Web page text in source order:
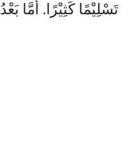
تَسْلِيْمًا كَثِيْرًا. أَمَّا بَعْدُ